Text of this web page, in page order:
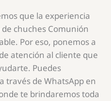
que la experiencia
de chuches Comunión
Por eso, ponemos a
atención al cliente que
Puedes
través de WhatsApp en
te brindaremos toda